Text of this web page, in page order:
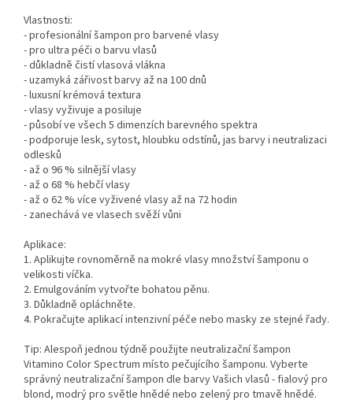
Vlastnosti:
- profesionální šampon pro barvené vlasy
- pro ultra péči o barvu vlasů
- důkladně čistí vlasová vlákna
- uzamyká zářivost barvy až na 100 dnů
- luxusní krémová textura
- vlasy vyživuje a posiluje
- působí ve všech 5 dimenzích barevného spektra
- podporuje lesk, sytost, hloubku odstínů, jas barvy i neutralizaci
odlesků
- až o 96 % silnější vlasy
- až o 68 % hebčí vlasy
- až o 62 % více vyživené vlasy až na 72 hodin
- zanechává ve vlasech svěží vůni
Aplikace:
1. Aplikujte rovnoměrně na mokré vlasy množství šamponu o
velikosti víčka.
2. Emulgováním vytvořte bohatou pěnu.
3. Důkladně opláchněte.
4. Pokračujte aplikací intenzivní péče nebo masky ze stejné řady.
Tip: Alespoň jednou týdně použijte neutralizační šampon
Vitamino Color Spectrum místo pečujícího šamponu. Vyberte
správný neutralizační šampon dle barvy Vašich vlasů - fialový pro
blond, modrý pro světle hnědé nebo zelený pro tmavě hnědé.